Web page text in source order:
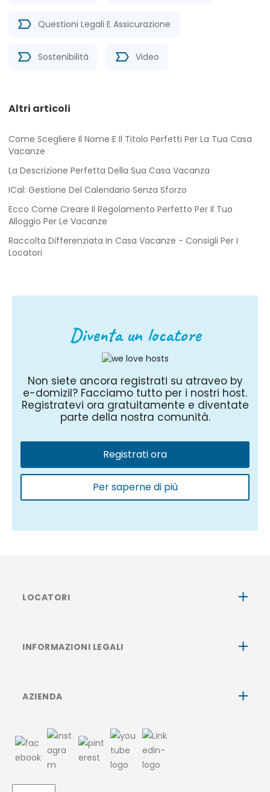
Questioni Legali E Assicurazione
Sostenibilità Video
Altri articoli
Come Scegliere Il Nome E Il Titolo Perfetti Per La Tua Casa
Vacanze
La Descrizione Perfetta Della Sua Casa Vacanza
ICal: Gestione Del Calendario Senza Sforzo
Ecco Come Creare Il Regolamento Perfetto Per Il Tuo
Alloggio Per Le Vacanze
Raccolta Differenziata In Casa Vacanze - Consigli Per I
Locatori
Diventa un locatore
Non siete ancora registrati su atraveo by
e-domizil? Facciamo tutto per i nostri host.
Registratevi ora gratuitamente e diventate
parte della nostra comunità.
Registrati ora
Per saperne di più
LOCATORI
INFORMAZIONI LEGALI
AZIENDA